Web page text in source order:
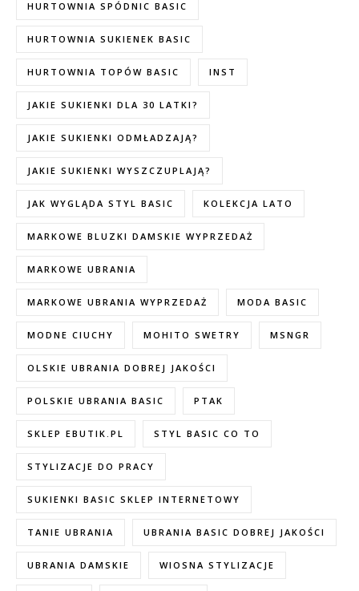
HURTOWNIA SPÓDNIC BASIC
HURTOWNIA SUKIENEK BASIC
HURTOWNIA TOPÓW BASIC INST
JAKIE SUKIENKI DLA 30 LATKI?
JAKIE SUKIENKI ODMŁADZAJĄ?
JAKIE SUKIENKI WYSZCZUPLAJĄ?
JAK WYGLĄDA STYL BASIC KOLEKCJA LATO
MARKOWE BLUZKI DAMSKIE WYPRZEDAŻ
MARKOWE UBRANIA
MARKOWE UBRANIA WYPRZEDAŻ MODA BASIC
MODNE CIUCHY MOHITO SWETRY MSNGR
OLSKIE UBRANIA DOBREJ JAKOŚCI
POLSKIE UBRANIA BASIC PTAK
SKLEP EBUTIK.PL STYL BASIC CO TO
STYLIZACJE DO PRACY
SUKIENKI BASIC SKLEP INTERNETOWY
TANIE UBRANIA UBRANIA BASIC DOBREJ JAKOŚCI
UBRANIA DAMSKIE WIOSNA STYLIZACJE